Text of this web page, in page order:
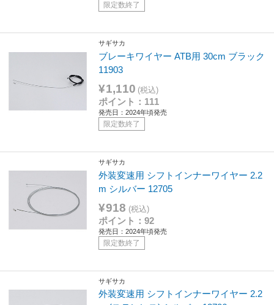
限定数終了
サギサカ
ブレーキワイヤー ATB用 30cm ブラック
11903
¥1,110 (税込)
ポイント：111
発売日：2024年頃発売
限定数終了
サギサカ
外装変速用 シフトインナーワイヤー 2.2
m シルバー 12705
¥918 (税込)
ポイント：92
発売日：2024年頃発売
限定数終了
サギサカ
外装変速用 シフトインナーワイヤー 2.2